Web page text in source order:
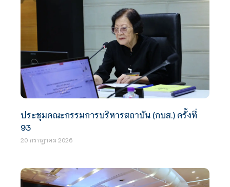
ประชุมคณะกรรมการบริหารสถาบัน (กบส.) ครั้งที่
93
20 กรกฎาคม 2026